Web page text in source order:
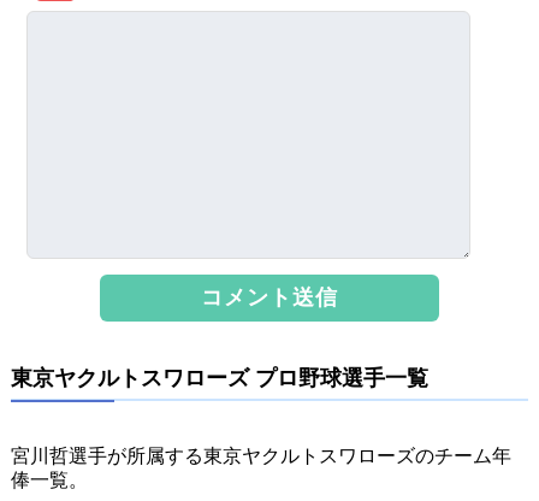
東京ヤクルトスワローズ プロ野球選手一覧
宮川哲選手が所属する東京ヤクルトスワローズのチーム年
俸一覧。